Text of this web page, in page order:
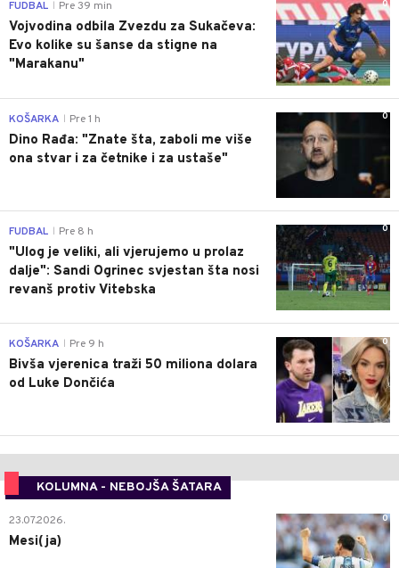
0
FUDBAL Pre 39 min
Vojvodina odbila Zvezdu za Sukačeva:
Evo kolike su šanse da stigne na
"Marakanu"
0
KOŠARKA Pre 1 h
Dino Rađa: "Znate šta, zaboli me više
ona stvar i za četnike i za ustaše"
0
FUDBAL Pre 8 h
"Ulog je veliki, ali vjerujemo u prolaz
dalje": Sandi Ogrinec svjestan šta nosi
revanš protiv Vitebska
0
KOŠARKA Pre 9 h
Bivša vjerenica traži 50 miliona dolara
od Luke Dončića
KOLUMNA - NEBOJŠA ŠATARA
0
23.07.2026.
Mesi(ja)